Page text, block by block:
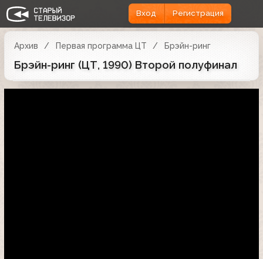
Вход Регистрация
Архив Первая программа ЦТ Брэйн-ринг
Брэйн-ринг (ЦТ, 1990) Второй полуфинал